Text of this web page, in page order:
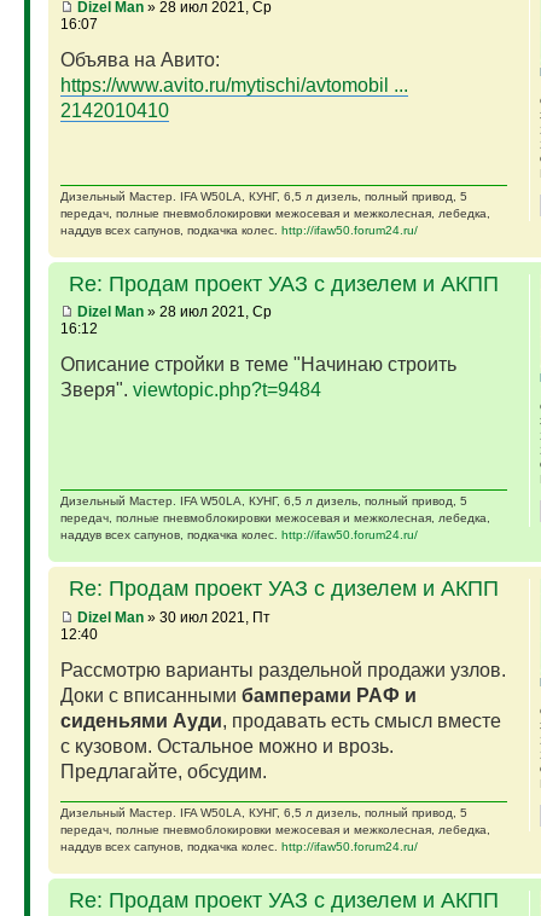
Dizel Man» 28 июл 2021, Ср
16:07
Объява на Авито:
https://www.avito.ru/mytischi/avtomobil ...
2142010410
Дизельный Мастер. IFA W50LA, КУНГ, 6,5 л дизель, полный привод, 5
передач, полные пневмоблокировки межосевая и межколесная, лебедка,
наддув всех сапунов, подкачка колес. http://ifaw50.forum24.ru/
Re: Продам проект УАЗ с дизелем и АКПП
Dizel Man» 28 июл 2021, Ср
16:12
Описание стройки в теме "Начинаю строить
Зверя". viewtopic.php?t=9484
Дизельный Мастер. IFA W50LA, КУНГ, 6,5 л дизель, полный привод, 5
передач, полные пневмоблокировки межосевая и межколесная, лебедка,
наддув всех сапунов, подкачка колес. http://ifaw50.forum24.ru/
Re: Продам проект УАЗ с дизелем и АКПП
Dizel Man» 30 июл 2021, Пт
12:40
Рассмотрю варианты раздельной продажи узлов.
Доки с вписанными бамперами РАФ и
сиденьями Ауди, продавать есть смысл вместе
с кузовом. Остальное можно и врозь.
Предлагайте, обсудим.
Дизельный Мастер. IFA W50LA, КУНГ, 6,5 л дизель, полный привод, 5
передач, полные пневмоблокировки межосевая и межколесная, лебедка,
наддув всех сапунов, подкачка колес. http://ifaw50.forum24.ru/
Re: Продам проект УАЗ с дизелем и АКПП